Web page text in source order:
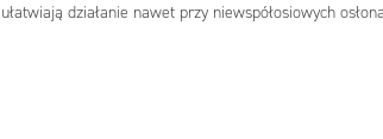
ułatwiają działanie nawet przy niewspółosiowych